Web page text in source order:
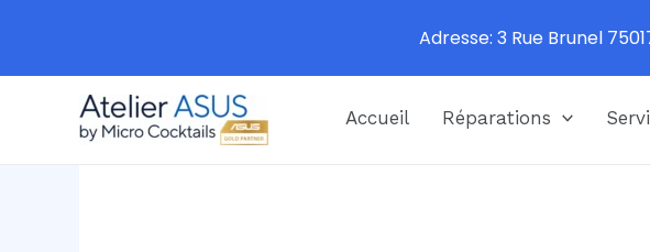
Accueil Réparations
Adresse: 3 Rue Brunel